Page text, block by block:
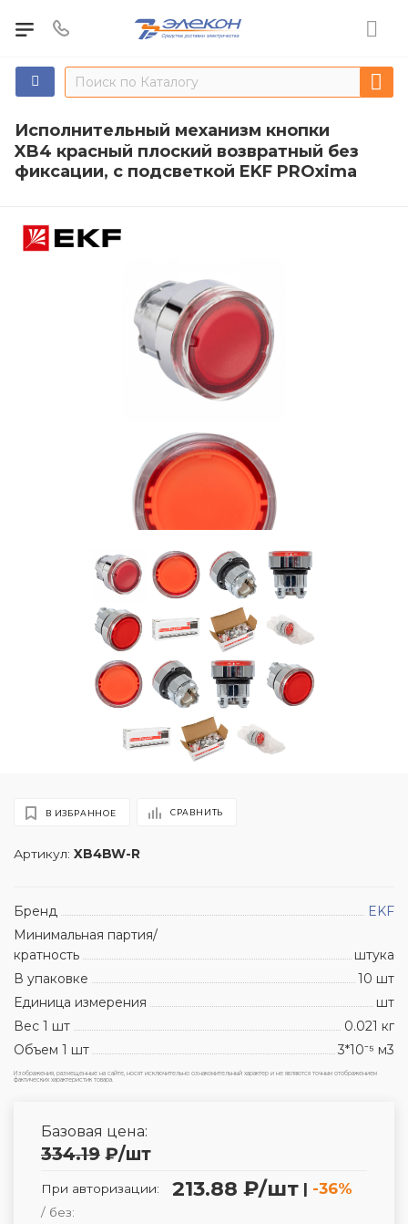
Исполнительный механизм кнопки
XB4 красный плоский возвратный без
фиксации, с подсветкой EKF PROxima
Артикул: XB4BW-R
В ИЗБРАННОЕ СРАВНИТЬ
Бренд
EKF
Минимальная партия/
кратность
штука
В упаковке
10 шт
Единица измерения
шт
Вес 1 шт
0.021 кг
Объем 1 шт
3*10⁻⁵ м3
Изображения, размещенные на сайте, носят исключительно ознакомительный характер и не являются точным отображением
фактических характеристик товара.
Базовая цена:
334.19 ₽/шт
При авторизации: 213.88 ₽/шт | -36%
/ без: